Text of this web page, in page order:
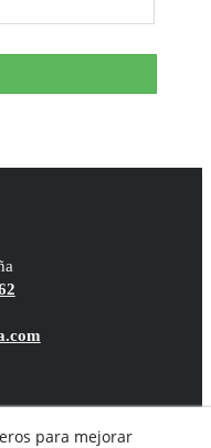
para mejorar